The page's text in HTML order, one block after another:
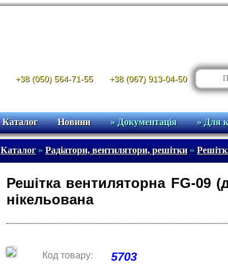
+38 (050) 564-71-55 +38 (067) 913-04-50
Каталог Новини » Документація » Для
Каталог» Радіатори, вентилятори, решітки»
Решітка вентиляторна FG-09
нікельована
Код товару: 5703